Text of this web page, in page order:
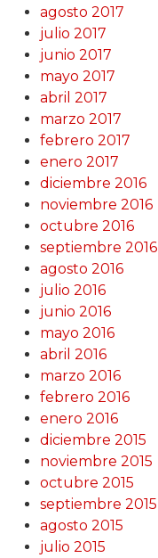
agosto 2017
julio 2017
junio 2017
mayo 2017
abril 2017
marzo 2017
febrero 2017
enero 2017
diciembre 2016
noviembre 2016
octubre 2016
septiembre 2016
agosto 2016
julio 2016
junio 2016
mayo 2016
abril 2016
marzo 2016
febrero 2016
enero 2016
diciembre 2015
noviembre 2015
octubre 2015
septiembre 2015
agosto 2015
julio 2015